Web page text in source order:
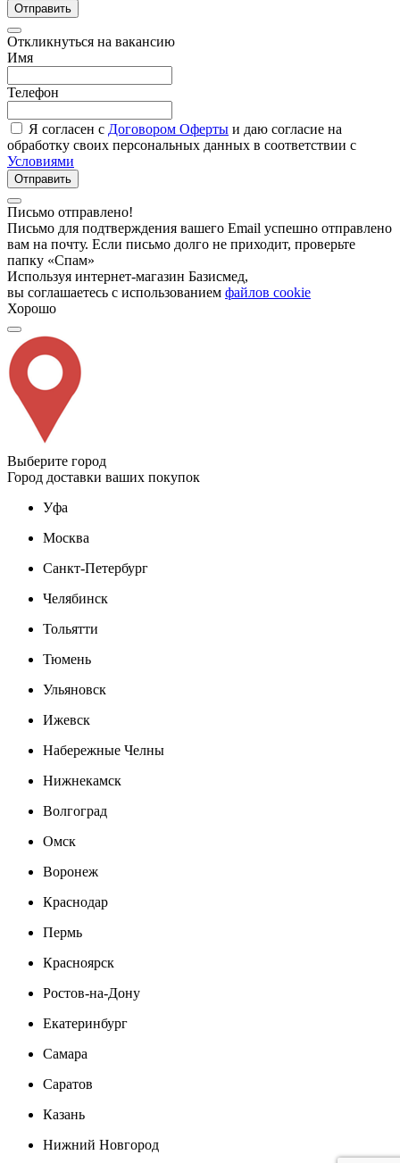
Отправить
Откликнуться на вакансию
Имя
Телефон
Я согласен с Договором Оферты и даю согласие на
обработку своих персональных данных в соответствии с
Условиями
Отправить
Письмо отправлено!
Письмо для подтверждения вашего Email успешно отправлено
вам на почту. Если письмо долго не приходит, проверьте
папку «Спам»
Используя интернет-магазин Базисмед,
вы соглашаетесь с использованием файлов cookie
Хорошо
Выберите город
Город доставки ваших покупок
Уфа
Москва
Санкт-Петербург
Челябинск
Тольятти
Тюмень
Ульяновск
Ижевск
Набережные Челны
Нижнекамск
Волгоград
Омск
Воронеж
Краснодар
Пермь
Красноярск
Ростов-на-Дону
Екатеринбург
Самара
Саратов
Казань
Нижний Новгород